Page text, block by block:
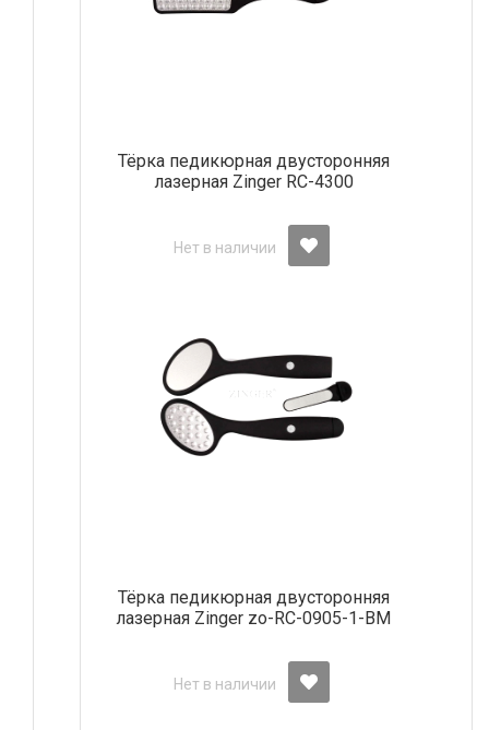
Тёрка педикюрная двусторонняя
лазерная Zinger RC-4300
Нет в наличии
Тёрка педикюрная двусторонняя
лазерная Zinger zo-RC-0905-1-BM
Нет в наличии